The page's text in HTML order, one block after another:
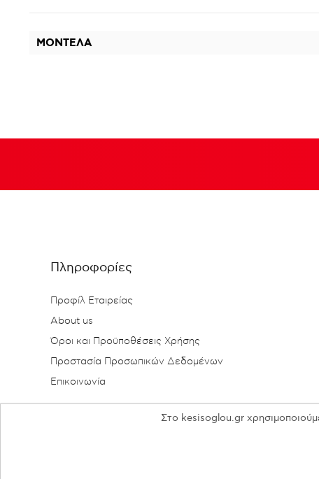
ΜΟΝΤΕΛΑ
Πληροφορίες
Προφίλ Εταιρείας
About us
Όροι και Προϋποθέσεις Χρήσης
Προστασία Προσωπικών Δεδομένων
Επικοινωνία
Στο kesisoglou.gr